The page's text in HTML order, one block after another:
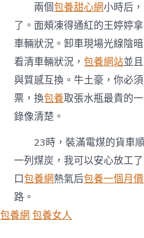
兩個包養甜心網小時后
了。面頰凍得通紅的王婷婷
車輛狀況。卸車現場光線陰
看清車輛狀況，包養網站並
與質感互換。牛土豪，你必
票，換包養取張水瓶最貴的
錄像清楚。
23時，裝滿電煤的貨車
一列煤炭，我可以安心放工
口包養網熱氣后包養一個月
路。
包養網 包養女人